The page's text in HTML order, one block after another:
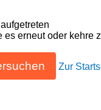
es erneut oder kehre
Zur